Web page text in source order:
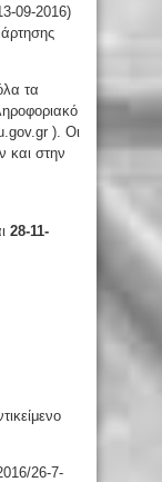
09-2016)
τα
). Οι
και στην
28-11-
26-7-